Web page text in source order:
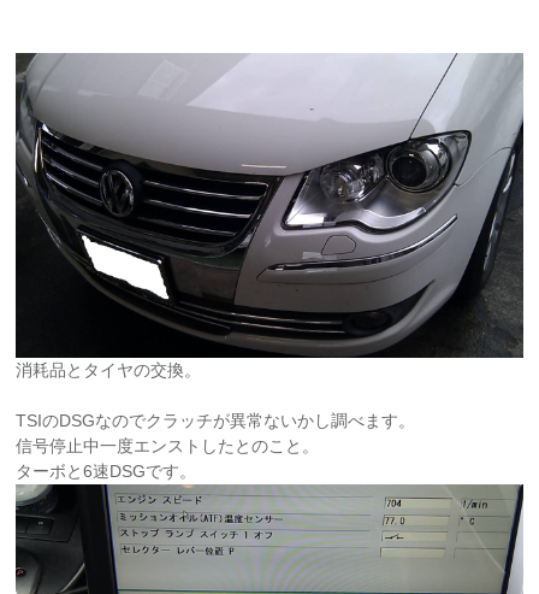
消耗品とタイヤの交換。
TSIのDSGなのでクラッチが異常ないかし調べます。
信号停止中一度エンストしたとのこと。
ターボと6速DSGです。